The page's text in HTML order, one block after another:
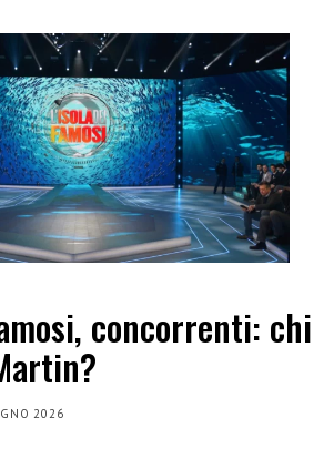
concorrenti: chi
2026